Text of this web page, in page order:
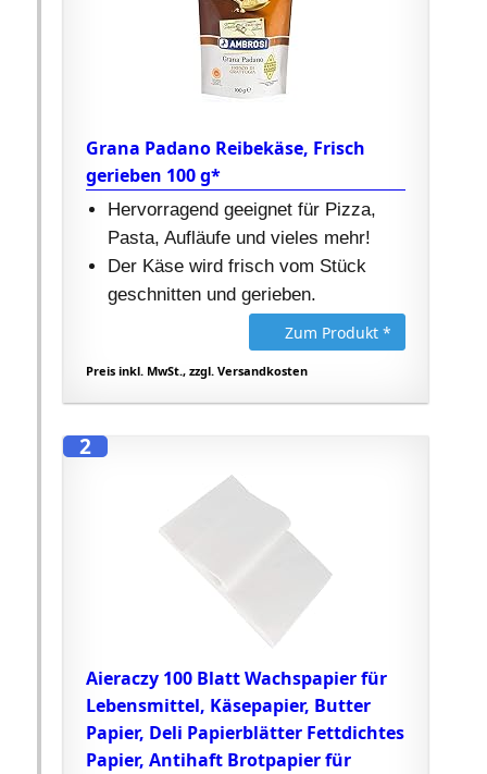
Grana Padano Reibekäse, Frisch
gerieben 100 g*
Hervorragend geeignet für Pizza,
Pasta, Aufläufe und vieles mehr!
Der Käse wird frisch vom Stück
geschnitten und gerieben.
Zum Produkt *
Preis inkl. MwSt., zzgl. Versandkosten
2
Aieraczy 100 Blatt Wachspapier für
Lebensmittel, Käsepapier, Butter
Papier, Deli Papierblätter Fettdichtes
Papier, Antihaft Brotpapier für